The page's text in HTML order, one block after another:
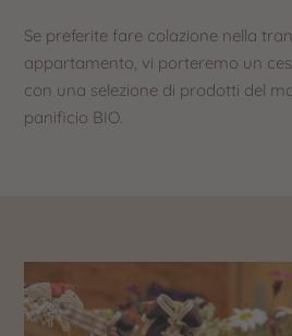
Se preferite fare colazione nella
appartamento, vi porteremo un
con una selezione di prodotti del
panificio BIO.